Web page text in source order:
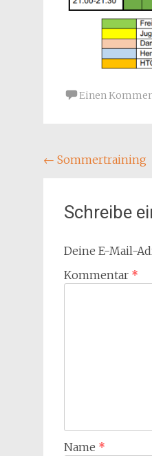
Einen
← Sommertraining
Schreibe
Deine E-Mail-
Kommentar *
Name *